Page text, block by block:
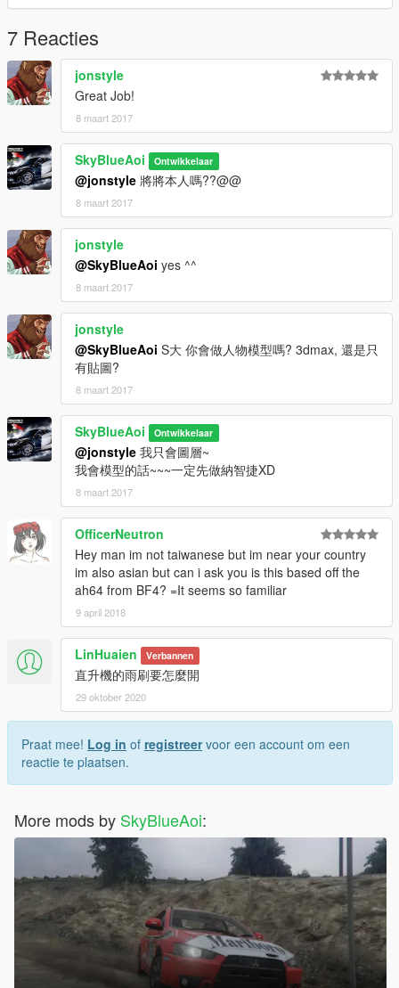
7 Reacties
jonstyle
Great Job!
8 maart 2017
SkyBlueAoi Ontwikkelaar
@jonstyle 將將本人嗎??@@
8 maart 2017
jonstyle
@SkyBlueAoi yes ^^
8 maart 2017
jonstyle
@SkyBlueAoi S大 你會做人物模型嗎? 3dmax, 還是只
有貼圖?
8 maart 2017
SkyBlueAoi Ontwikkelaar
@jonstyle 我只會圖層~
我會模型的話~~~一定先做納智捷XD
8 maart 2017
OfficerNeutron
Hey man im not taiwanese but im near your country
im also asian but can i ask you is this based off the
ah64 from BF4? =It seems so familiar
9 april 2018
LinHuaien Verbannen
直升機的雨刷要怎麼開
29 oktober 2020
Praat mee! Log in of registreervoor een account om een
reactie te plaatsen.
More mods by SkyBlueAoi: